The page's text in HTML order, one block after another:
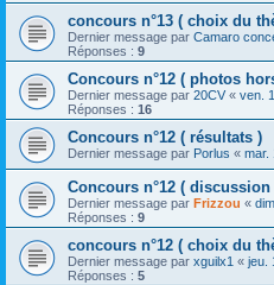
concours n°13 ( choix du
Dernier message par Camaro
Réponses : 9
Concours n°12 ( photos
Dernier message par 20CV « ven.
Réponses : 16
Concours n°12 ( résultats )
Dernier message par Porlus « mar.
Concours n°12 ( discussion
Dernier message par Frizzou «
Réponses : 9
concours n°12 ( choix du
Dernier message par xguilx1 « jeu.
Réponses : 5